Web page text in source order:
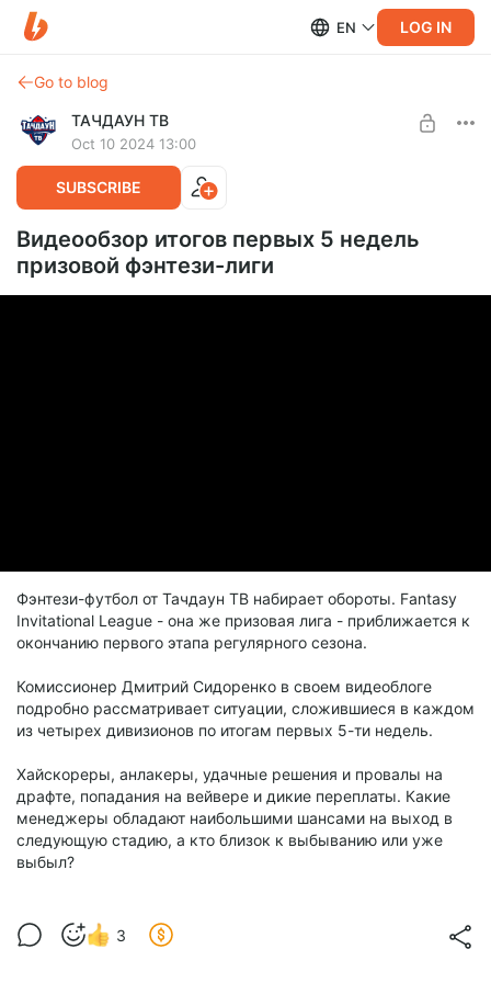
EN LOG IN
Go to blog
ТАЧДАУН ТВ
Oct 10 2024 13:00
SUBSCRIBE
Видеообзор итогов первых 5 недель
призовой фэнтези-лиги
Фэнтези-футбол от Тачдаун ТВ набирает обороты. Fantasy
Invitational League - она же призовая лига - приближается к
окончанию первого этапа регулярного сезона.
Комиссионер Дмитрий Сидоренко в своем видеоблоге
подробно рассматривает ситуации, сложившиеся в каждом
из четырех дивизионов по итогам первых 5-ти недель.
Хайскореры, анлакеры, удачные решения и провалы на
драфте, попадания на вейвере и дикие переплаты. Какие
менеджеры обладают наибольшими шансами на выход в
следующую стадию, а кто близок к выбыванию или уже
выбыл?
3